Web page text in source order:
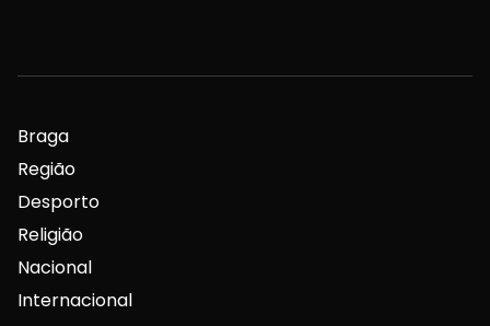
Braga
Região
Desporto
Religião
Nacional
Internacional